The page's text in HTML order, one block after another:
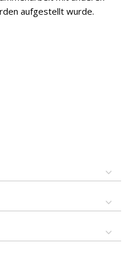
aufgestellt wurde.